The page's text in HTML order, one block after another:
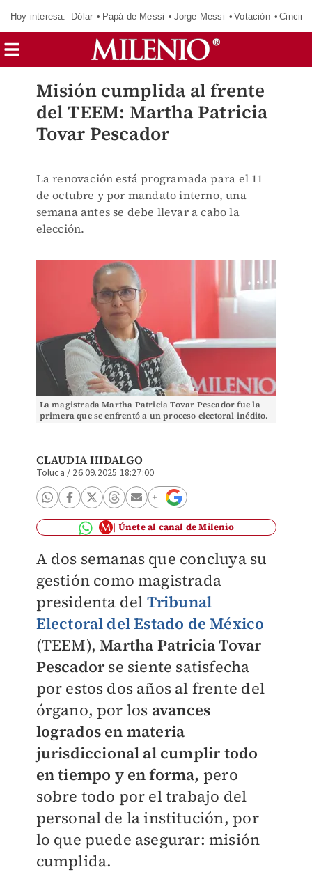
Hoy interesa: Dólar Papá de Messi Jorge Messi Votación
Misión cumplida al frente
del TEEM: Martha Patricia
Tovar Pescador
La renovación está programada para el 11
de octubre y por mandato interno, una
semana antes se debe llevar a cabo la
elección.
La magistrada Martha Patricia Tovar Pescador fue la
primera que se enfrentó a un proceso electoral inédito.
CLAUDIA HIDALGO
Toluca / 26.09.2025 18:27:00
Únete al canal de Milenio
A dos semanas que concluya su
gestión como magistrada
presidenta del Tribunal
Electoral del Estado de México
(TEEM),Martha Patricia Tovar
Pescadorse siente satisfecha
por estos dos años al frente del
órgano, por los avances
logrados en materia
jurisdiccional al cumplir todo
en tiempo y en forma, pero
sobre todo por el trabajo del
personal de la institución, por
lo que puede asegurar: misión
cumplida.